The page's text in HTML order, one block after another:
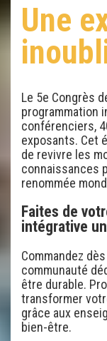
Une
Le 5e Congrès
programmation
conférenciers,
exposants. Cet
de revivre les
connaissances
renommée
Faites de
intégrative
Commandez
communauté
être durable.
transformer
grâce aux
bien-être.